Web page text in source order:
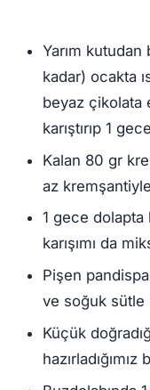
Yarım kutudan
kadar) ocakta
beyaz çikolata
karıştırıp 1
Kalan 80 gr
az kremşantiyle
1 gece dolapta
karışımı da
Pişen
ve soğuk sütle
Küçük